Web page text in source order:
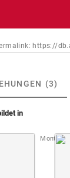
https://
(3)
in